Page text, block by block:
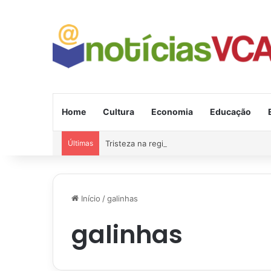
Home Cultura Economia Educação
Últimas Tristeza na região: Andrei morreu em
Início /galinhas
galinhas